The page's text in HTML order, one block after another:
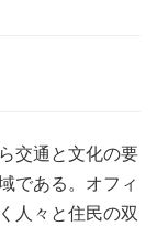
交通と文化の要
である。 オフィ
人々と住民の双